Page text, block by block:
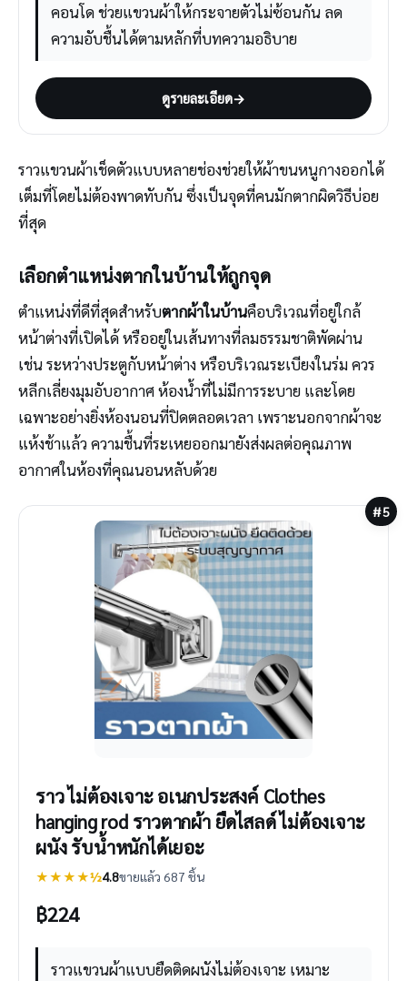
คอนโด ช่วยแขวนผ้าให้กระจายตัวไม่ซ้อนกัน ลด
ความอับชื้นได้ตามหลักที่บทความอธิบาย
ดูรายละเอียด→
ราวแขวนผ้าเช็ดตัวแบบหลายช่องช่วยให้ผ้าขนหนูกางออกได้
เต็มที่โดยไม่ต้องพาดทับกัน ซึ่งเป็นจุดที่คนมักตากผิดวิธีบ่อย
ที่สุด
เลือกตำแหน่งตากในบ้านให้ถูกจุด
ตำแหน่งที่ดีที่สุดสำหรับตากผ้าในบ้านคือบริเวณที่อยู่ใกล้
หน้าต่างที่เปิดได้ หรืออยู่ในเส้นทางที่ลมธรรมชาติพัดผ่าน
เช่น ระหว่างประตูกับหน้าต่าง หรือบริเวณระเบียงในร่ม ควร
หลีกเลี่ยงมุมอับอากาศ ห้องน้ำที่ไม่มีการระบาย และโดย
เฉพาะอย่างยิ่งห้องนอนที่ปิดตลอดเวลา เพราะนอกจากผ้าจะ
แห้งช้าแล้ว ความชื้นที่ระเหยออกมายังส่งผลต่อคุณภาพ
อากาศในห้องที่คุณนอนหลับด้วย
#5
ราว ไม่ต้องเจาะ อเนกประสงค์ Clothes
hanging rod ราวตากผ้า ยืดไสลด์ ไม่ต้องเจาะ
ผนัง รับน้ำหนักได้เยอะ
★★★★½4.8ขายแล้ว 687 ชิ้น
฿224
ราวแขวนผ้าแบบยืดติดผนังไม่ต้องเจาะ เหมาะ